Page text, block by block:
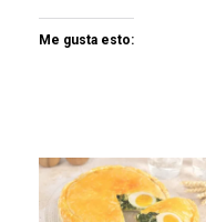
Me gusta esto: